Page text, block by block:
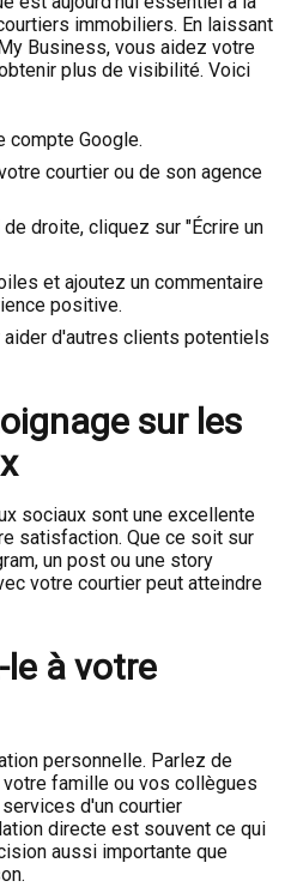
immobiliers. En laissant
Business, vous aidez votre
plus de visibilité. Voici
compte Google.
courtier ou de son agence
droite, cliquez sur "Écrire un
et ajoutez un commentaire
positive.
d'autres clients potentiels
sur les
sociaux sont une excellente
satisfaction. Que ce soit sur
un post ou une story
votre courtier peut atteindre
le à votre
personnelle. Parlez de
famille ou vos collègues
d'un courtier
directe est souvent ce qui
aussi importante que